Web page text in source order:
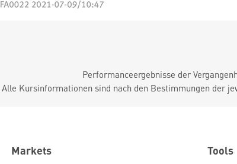
Performanceergebnisse der
Alle Kursinformationen sind nach den Bestimmungen der
Markets
Tools